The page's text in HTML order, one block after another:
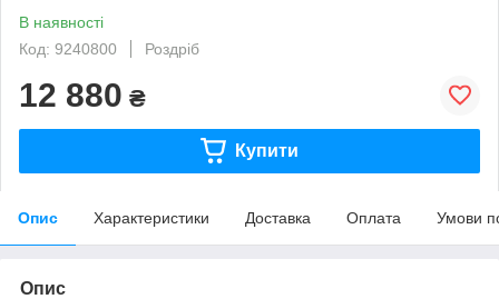
В наявності
Код: 9240800
Роздріб
12 880 ₴
Купити
Опис Характеристики Доставка Оплата Умови
Опис